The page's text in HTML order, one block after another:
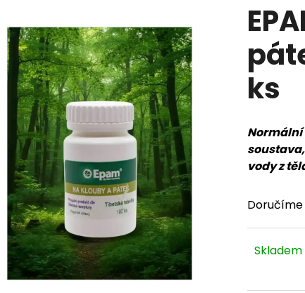
ks
Normální
vody z
Doručíme
Skladem
Doporučujeme